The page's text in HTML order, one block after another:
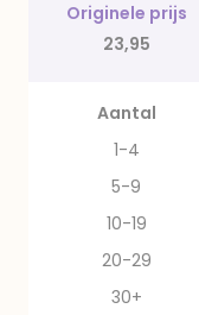
Originele prijs
23,95
Aantal
1-4
5-9
10-19
20-29
30+